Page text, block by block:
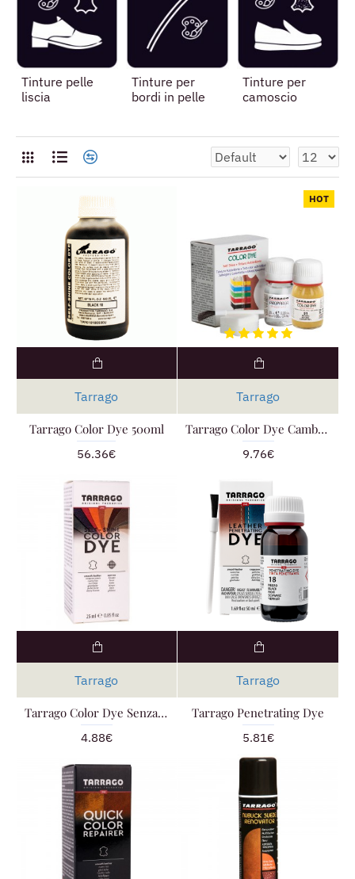
Tinture pelle
liscia
Tinture per
bordi in pelle
Tinture per
camoscio
Tarrago
Tarrago Color Dye 500ml
56.36€
HOT
Tarrago
Tarrago Color Dye Cambia Colore
9.76€
Tarrago
Tarrago Color Dye Senza Preparatore - Tintura cambia colore
4.88€
Tarrago
Tarrago Penetrating Dye
5.81€